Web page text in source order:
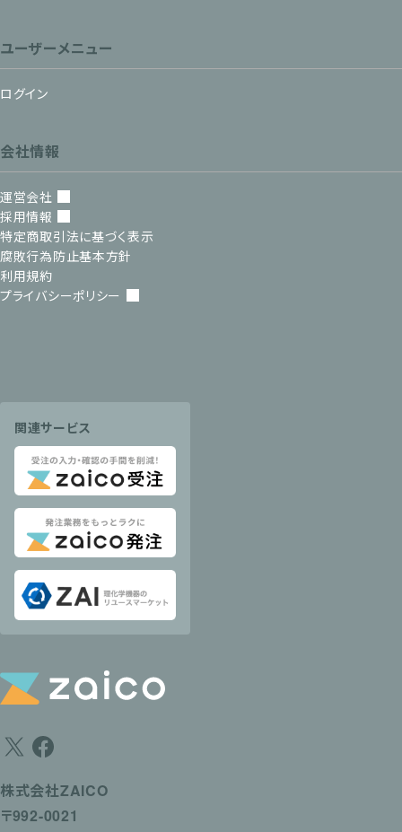
ユーザーメニュー
ログイン
会社情報
運営会社
採用情報
特定商取引法に基づく表示
腐敗行為防止基本方針
利用規約
プライバシーポリシー
関連サービス
株式会社ZAICO
〒992-0021